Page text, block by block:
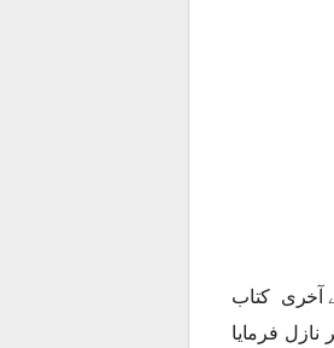
آخری کتاب
فرمایا